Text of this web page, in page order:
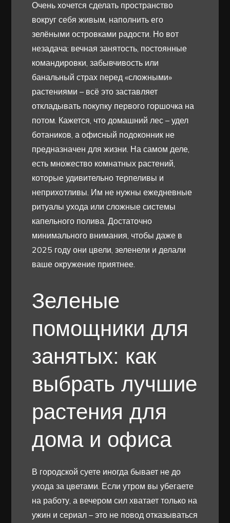
Очень хочется сделать пространство
вокруг себя живым, наполнить его
зелёными островками радости. Но вот
незадача: вечная занятость, постоянные
командировки, забывчивость или
банальный страх перед «сложными»
растениями – всё это заставляет
откладывать покупку первого горшочка на
потом. Кажется, что домашний лес – удел
ботаников, а офисный подоконник не
предназначен для жизни. На самом деле,
есть множество комнатных растений,
которые удивительно терпеливы и
неприхотливы. Им не нужны ежедневные
ритуалы ухода или сложные системы
капельного полива. Достаточно
минимального внимания, чтобы даже в
2025 году они цвели, зеленели и делали
ваше окружение приятнее.
Зеленые
помощники для
занятых: как
выбрать лучшие
растения для
дома и офиса
В городской суете иногда бывает не до
ухода за цветами. Если утром вы убегаете
на работу, а вечером сил хватает только на
ужин и сериал – это не повод отказываться